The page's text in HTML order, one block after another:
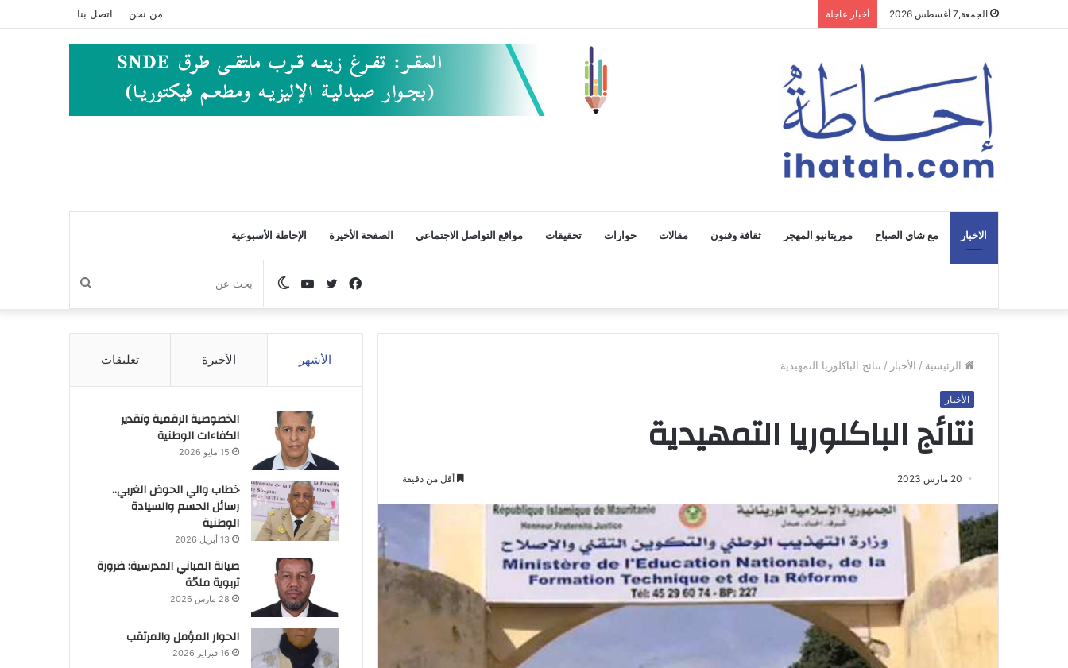
الجمعة,7 أغسطس 2026 أخبار عاجلة من نحن اتصل بنا
الاخبار مع شاي الصباح موريتانيو المهجر ثقافة وفنون مقالات حوارات تحقيقات مواقع التواصل الاجتماعي الصفحة الأخيرة الإحاطة الأسبوعية
بحث
عن
الوضع
المظلم
يوتيوبتويتر
فيسبوك
الرئيسية / الأخبار / نتائج الباكلوريا التمهيدية
الأخبار
نتائج الباكلوريا التمهيدية
20 مارس 2023 أقل من دقيقة
الأشهر الأخيرة تعليقات
الخصوصية الرقمية وتقدير
الكفاءات الوطنية
15 مايو 2026
خطاب والي الحوض الغربي..
رسائل الحسم والسيادة
الوطنية
13 أبريل 2026
صيانة المباني المدرسية: ضرورة
تربوية ملحّة
28 مارس 2026
الحوار المؤمل والمرتقب
16 فبراير 2026